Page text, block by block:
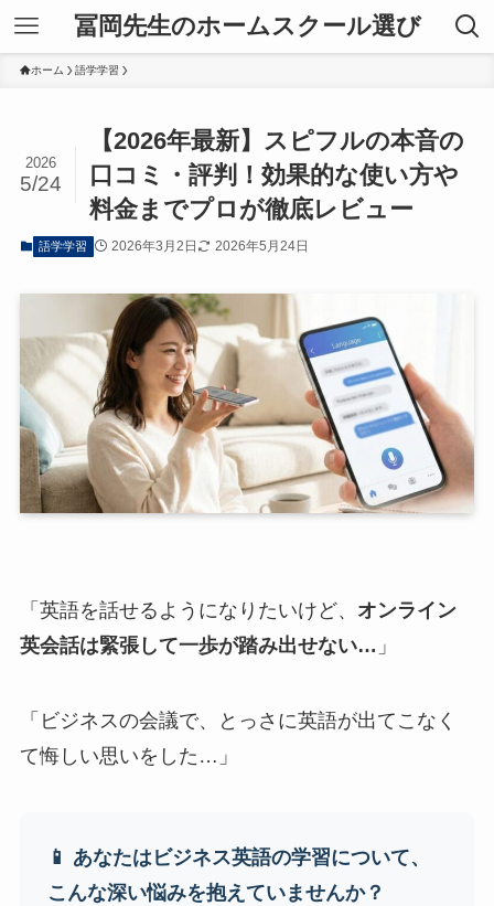
冨岡先生のホームスクール選び
ホーム 語学学習
【2026年最新】スピフルの本音の
口コミ・評判！効果的な使い方や
料金までプロが徹底レビュー
2026
5/24
語学学習 2026年3月2日 2026年5月24日
「英語を話せるようになりたいけど、 オンライン
英会話は緊張して一歩が踏み出せない… 」
「ビジネスの会議で、とっさに英語が出てこなく
て悔しい思いをした…」
📱 あなたはビジネス英語の学習について、
こんな深い悩みを抱えていませんか？